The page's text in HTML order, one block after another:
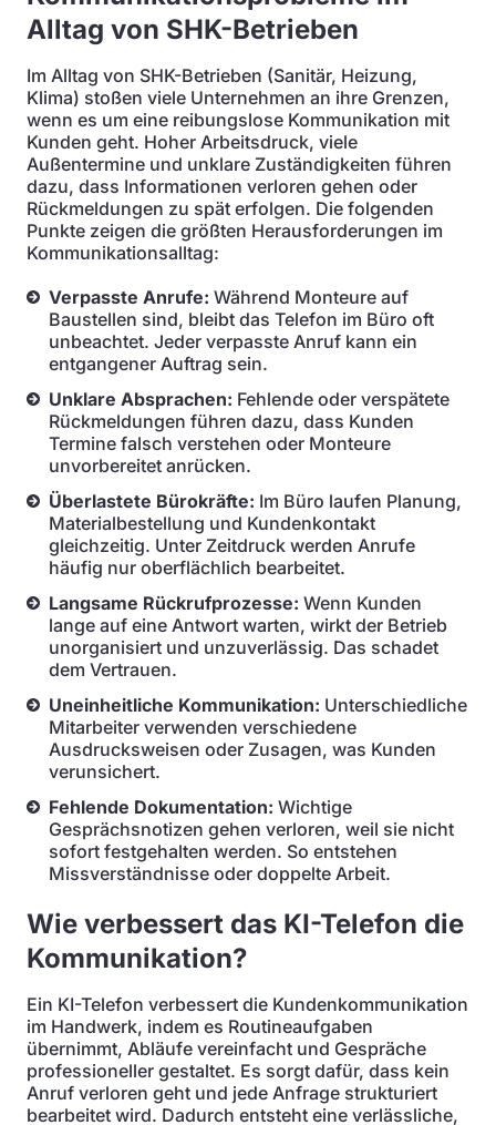
Alltag von SHK-Betrieben
Im Alltag von SHK-Betrieben (Sanitär, Heizung,
Klima) stoßen viele Unternehmen an ihre Grenzen,
wenn es um eine reibungslose Kommunikation mit
Kunden geht. Hoher Arbeitsdruck, viele
Außentermine und unklare Zuständigkeiten führen
dazu, dass Informationen verloren gehen oder
Rückmeldungen zu spät erfolgen. Die folgenden
Punkte zeigen die größten Herausforderungen im
Kommunikationsalltag:
Verpasste Anrufe: Während Monteure auf
Baustellen sind, bleibt das Telefon im Büro oft
unbeachtet. Jeder verpasste Anruf kann ein
entgangener Auftrag sein.
Unklare Absprachen: Fehlende oder verspätete
Rückmeldungen führen dazu, dass Kunden
Termine falsch verstehen oder Monteure
unvorbereitet anrücken.
Überlastete Bürokräfte: Im Büro laufen Planung,
Materialbestellung und Kundenkontakt
gleichzeitig. Unter Zeitdruck werden Anrufe
häufig nur oberflächlich bearbeitet.
Langsame Rückrufprozesse: Wenn Kunden
lange auf eine Antwort warten, wirkt der Betrieb
unorganisiert und unzuverlässig. Das schadet
dem Vertrauen.
Uneinheitliche Kommunikation: Unterschiedliche
Mitarbeiter verwenden verschiedene
Ausdrucksweisen oder Zusagen, was Kunden
verunsichert.
Fehlende Dokumentation: Wichtige
Gesprächsnotizen gehen verloren, weil sie nicht
sofort festgehalten werden. So entstehen
Missverständnisse oder doppelte Arbeit.
Wie verbessert das KI-Telefon die
Kommunikation?
Ein KI-Telefon verbessert die Kundenkommunikation
im Handwerk, indem es Routineaufgaben
übernimmt, Abläufe vereinfacht und Gespräche
professioneller gestaltet. Es sorgt dafür, dass kein
Anruf verloren geht und jede Anfrage strukturiert
bearbeitet wird. Dadurch entsteht eine verlässliche,